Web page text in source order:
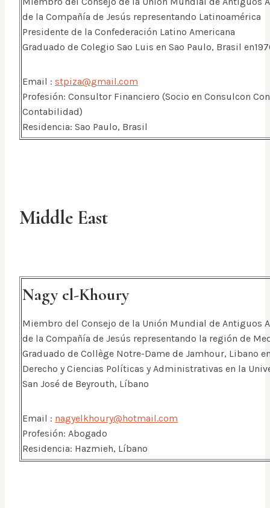
de la Compañía de Jesús representando Latinoamérica
Presidente de la Confederación Latino Americana
Graduado de Colegio Sao Luis en Sao Paulo, Brasil
Email : stpiza@gmail.com
Profesión: Consultor Financiero (Socio en Consulcon
Contabilidad)
Residencia: Sao Paulo, Brasil
Middle East
Nagy el-Khoury
Miembro del Consejo de la Unión Mundial de Antiguos
de la Compañía de Jesús representando la región de
Graduado de Collège Notre-Dame de Jamhour, Libano
Derecho y Ciencias Políticas y Administrativas en la
San José de Beyrouth, Líbano
Email : nagyelkhoury@hotmail.com
Profesión: Abogado
Residencia: Hazmieh, Líbano